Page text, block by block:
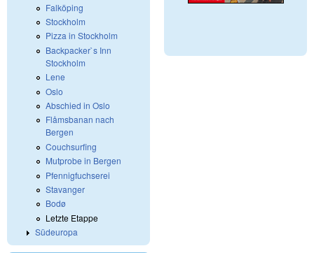
Falköping
Stockholm
Pizza in Stockholm
Backpacker`s Inn
Stockholm
Lene
Oslo
Abschied in Oslo
Flåmsbanan nach
Bergen
Couchsurfing
Mutprobe in Bergen
Pfennigfuchserei
Stavanger
Bodø
Letzte Etappe
Südeuropa